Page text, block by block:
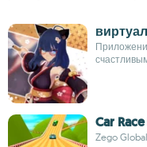
Car
Zego